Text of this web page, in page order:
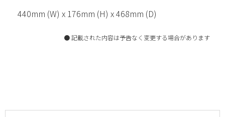
440mm (W) x 176mm (H) x 468mm (D)
● 記載された内容は予告なく変更する場合があります